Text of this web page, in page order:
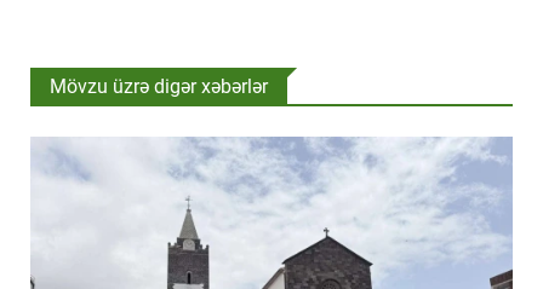
Mövzu üzrə digər xəbərlər